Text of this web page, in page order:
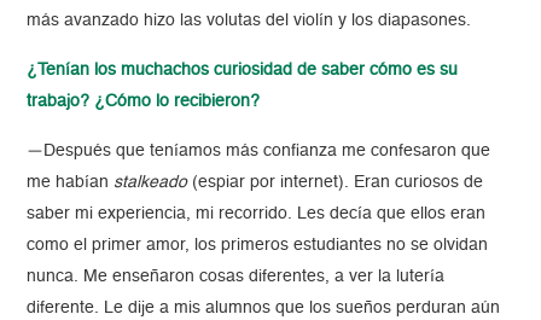
más avanzado hizo las volutas del violín y los diapasones.
¿Tenían los muchachos curiosidad de saber cómo es su
trabajo? ¿Cómo lo recibieron?
—Después que teníamos más confianza me confesaron que
me habían stalkeado (espiar por internet). Eran curiosos de
saber mi experiencia, mi recorrido. Les decía que ellos eran
como el primer amor, los primeros estudiantes no se olvidan
nunca. Me enseñaron cosas diferentes, a ver la lutería
diferente. Le dije a mis alumnos que los sueños perduran aún